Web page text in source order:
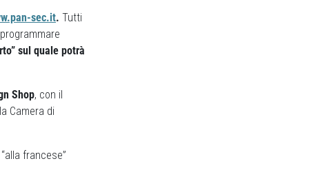
sec.it. Tutti
sul quale potrà
Shop, con il
Camera di
francese”